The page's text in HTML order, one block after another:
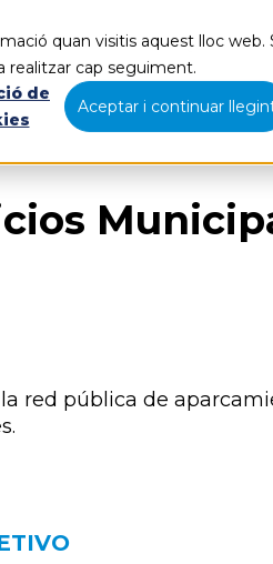
quan visitis aquest lloc web.
realitzar cap seguiment.
de
Aceptar i continuar
Qué
red pública de